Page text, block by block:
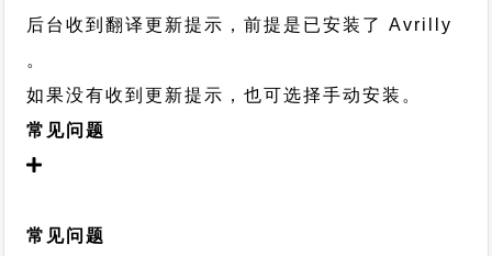
后台收到翻译更新提示，前提是已安装了 Avrilly
。
如果没有收到更新提示，也可选择手动安装。
常见问题
常见问题